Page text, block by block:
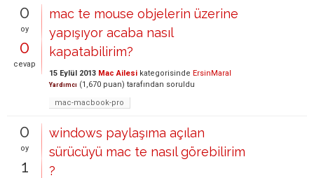
0
oy
0
cevap
mac te mouse objelerin üzerine
yapışıyor acaba nasıl
kapatabilirim?
15 Eylül 2013 Mac Ailesi kategorisinde ErsinMaral
Yardımcı (1,670 puan) tarafından soruldu
mac-macbook-pro
0
oy
1
windows paylaşıma açılan
sürücüyü mac te nasıl görebilirim
?